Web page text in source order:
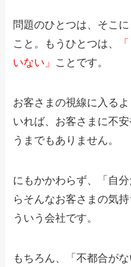
問題のひとつは、そこに
こと。もうひとつは、
いない」 ことです。
お客さまの視線に入る
いれば、お客さまに不
うまでもありません。
にもかかわらず、「自
らそんなお客さまの気
ういう会社です。
もちろん、「不都合が